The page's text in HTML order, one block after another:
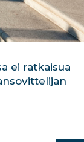
ei ratkaisua